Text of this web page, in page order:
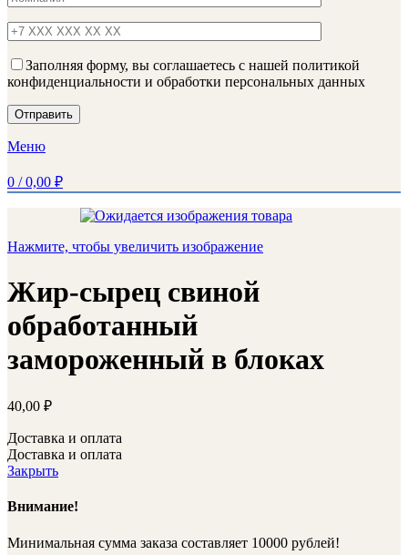
Заполняя форму, вы соглашаетесь с нашей политикой
конфиденциальности и обработки персональных данных
Меню
0 / 0,00 ₽
Нажмите, чтобы увеличить изображение
Жир-сырец свиной
обработанный
замороженный в блоках
40,00 ₽
Доставка и оплата
Доставка и оплата
Закрыть
Внимание!
Минимальная сумма заказа составляет 10000 рублей!